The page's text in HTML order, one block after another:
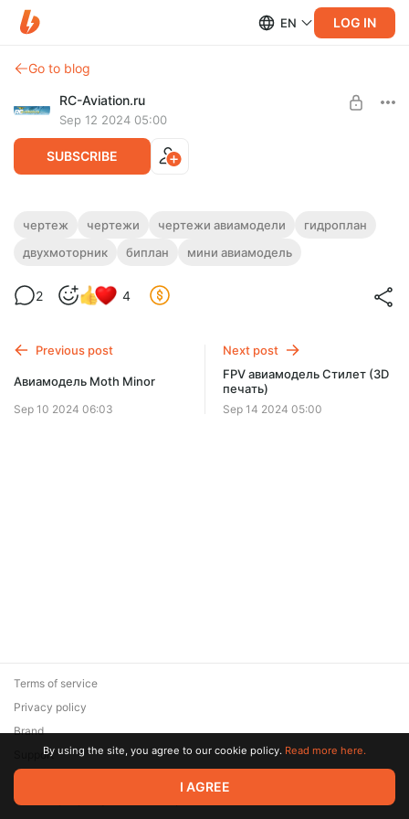
EN LOG IN
Go to blog
RC-Aviation.ru
Sep 12 2024 05:00
SUBSCRIBE
Гидроплан Ква-Ква (одно и
двухмоторник, биплан)
Чертежи (3 варианта), обзор сборки авиамодели, подборка
Level required:
$3.9 per month -15%
Billed every 12 months.
The discount applies to the first 12 months only.
чертеж чертежи чертежи авиамодели
гидроплан
двухмоторник
биплан мини авиамодель
2 4
Previous post
Авиамодель Moth Minor
Sep 10 2024 06:03
Next post
FPV авиамодель Стилет (3D
печать)
Sep 14 2024 05:00
© 2026 Zaya Solutions Limited. All rights reserved. All trademarks
are the property of their respective owners.
Terms of service
Privacy policy
Brand
SupportBy using the site, you agree to our cookie policy. Read more here.
I AGREE